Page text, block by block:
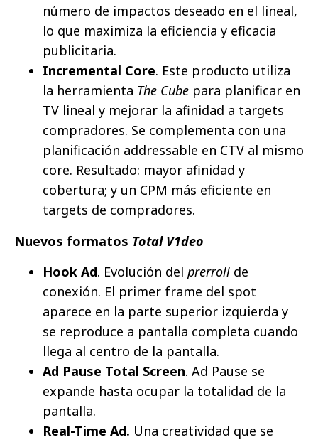
número de impactos deseado en el lineal,
lo que maximiza la eficiencia y eficacia
publicitaria.
Incremental Core. Este producto utiliza
la herramienta The Cube para planificar en
TV lineal y mejorar la afinidad a targets
compradores. Se complementa con una
planificación addressable en CTV al mismo
core. Resultado: mayor afinidad y
cobertura; y un CPM más eficiente en
targets de compradores.
Nuevos formatos Total V1deo
Hook Ad. Evolución del prerroll de
conexión. El primer frame del spot
aparece en la parte superior izquierda y
se reproduce a pantalla completa cuando
llega al centro de la pantalla.
Ad Pause Total Screen. Ad Pause se
expande hasta ocupar la totalidad de la
pantalla.
Real-Time Ad. Una creatividad que se